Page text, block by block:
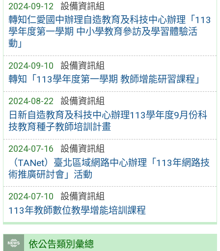
2024-09-12 設備資訊組
轉知仁愛國中辦理自造教育及科技中心辦理「113
學年度第一學期 中小學教育參訪及學習體驗活
動」
2024-09-10 設備資訊組
轉知「113學年度第一學期 教師增能研習課程」
2024-08-22 設備資訊組
日新自造教育及科技中心辦理113學年度9月份科
技教育種子教師培訓計畫
2024-07-16 設備資訊組
（TANet）臺北區域網路中心辦理「113年網路技
術推廣研討會」活動
2024-07-10 設備資訊組
113年教師數位教學增能培訓課程
依公告類別彙總